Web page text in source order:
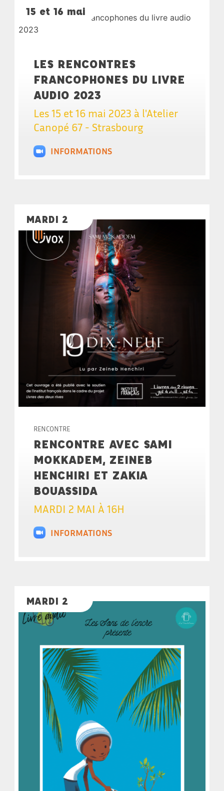
15 et 16 mai
LES RENCONTRES
FRANCOPHONES DU LIVRE
AUDIO 2023
Les 15 et 16 mai 2023 à l'Atelier
Canopé 67 - Strasbourg
INFORMATIONS
MARDI 2
RENCONTRE
RENCONTRE AVEC SAMI
MOKKADEM, ZEINEB
HENCHIRI ET ZAKIA
BOUASSIDA
MARDI 2 MAI À 16H
INFORMATIONS
MARDI 2